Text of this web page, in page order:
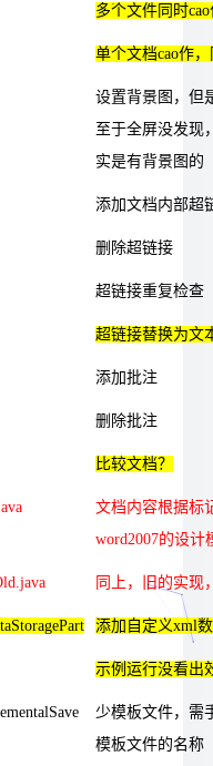
多个文件同时
单个文档cao作
设置背景图，但
至于全屏没发现
实是有背景图的
添加文档内部超
删除超链接
超链接重复检查
超链接替换为文
添加批注
删除批注
比较文档？
文档内容根据标
word2007的设
同上，旧的实现
添加自定义xml
示例运行没看出
少模板文件，需
模板文件的名称